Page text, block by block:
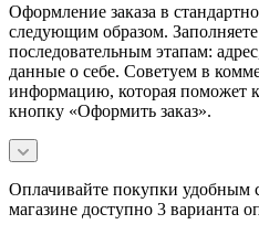
Оформление заказа в
следующим образом.
последовательным этапам:
данные о себе. Советуем в
информацию, которая поможет
кнопку «Оформить заказ».
Оплачивайте покупки удобным
магазине доступно 3 варианта